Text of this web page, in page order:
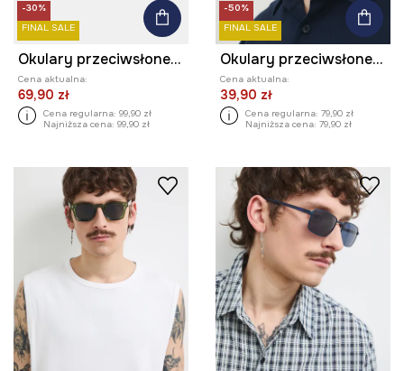
-30%
FINAL SALE
Okulary przeciwsłoneczne pilotki męskie z polaryzacją
Cena aktualna:
69,90 zł
Cena regularna: 99,90 zł
Najniższa cena: 99,90 zł
-50%
FINAL SALE
Okulary przeciwsłoneczne męskie kolor czarny
Cena aktualna:
39,90 zł
Cena regularna: 79,90 zł
Najniższa cena: 79,90 zł